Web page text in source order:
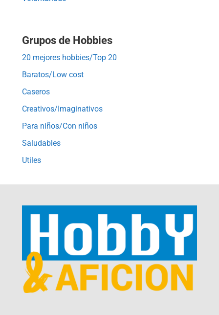
Grupos de Hobbies
20 mejores hobbies/Top 20
Baratos/Low cost
Caseros
Creativos/Imaginativos
Para niños/Con niños
Saludables
Utiles